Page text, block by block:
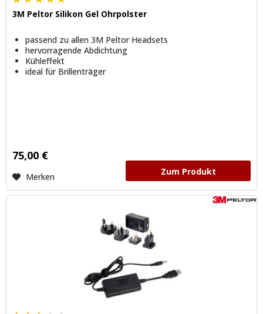
3M Peltor Silikon Gel Ohrpolster
passend zu allen 3M Peltor Headsets
hervorragende Abdichtung
Kühleffekt
ideal für Brillenträger
75,00 €
Merken Zum Produkt